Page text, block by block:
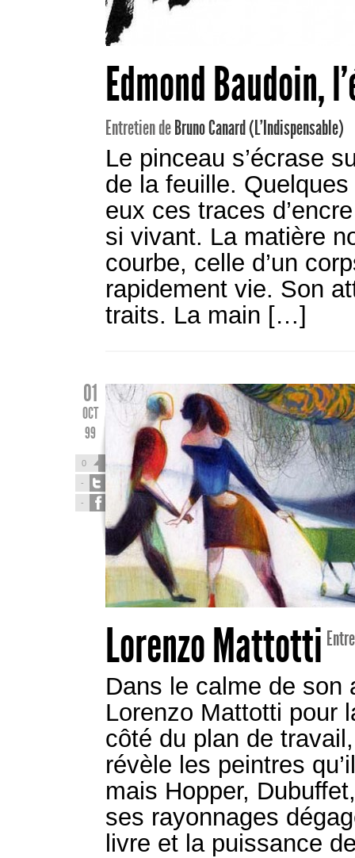
Edmond Baudoin,
Entretien de Bruno Canard (L'Indispensable)
Le pinceau s’écrase
de la feuille.
eux ces traces
si vivant. La matière
courbe, celle d’un
rapidement vie. Son
traits. La main […]
01
OCT
99
0
-
-
Lorenzo Mattotti
Dans le calme de son
Lorenzo Mattotti pour
côté du plan de
révèle les peintres
mais Hopper,
ses rayonnages
livre et la puissance